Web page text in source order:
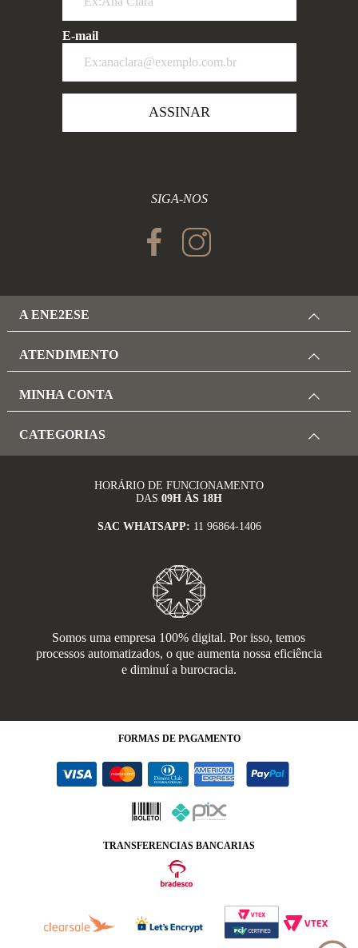
E-mail
ASSINAR
SIGA-NOS
A ENE2ESE
ATENDIMENTO
MINHA CONTA
CATEGORIAS
HORÁRIO DE FUNCIONAMENTO
DAS 09H ÀS 18H
SAC WHATSAPP: 11 96864-1406
Somos uma empresa 100% digital. Por isso, temos
processos automatizados, o que aumenta nossa eficiência
e diminuí a burocracia.
FORMAS DE PAGAMENTO
TRANSFERENCIAS BANCARIAS